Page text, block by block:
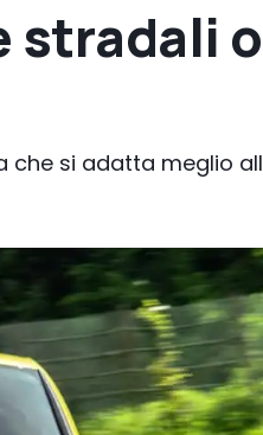
stradali o
che si adatta meglio all